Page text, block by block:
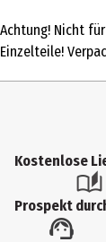
Produkttyp
Artikelnummer
Achtung! Nicht
Einzelteile!
Kostenlose
Prospekt